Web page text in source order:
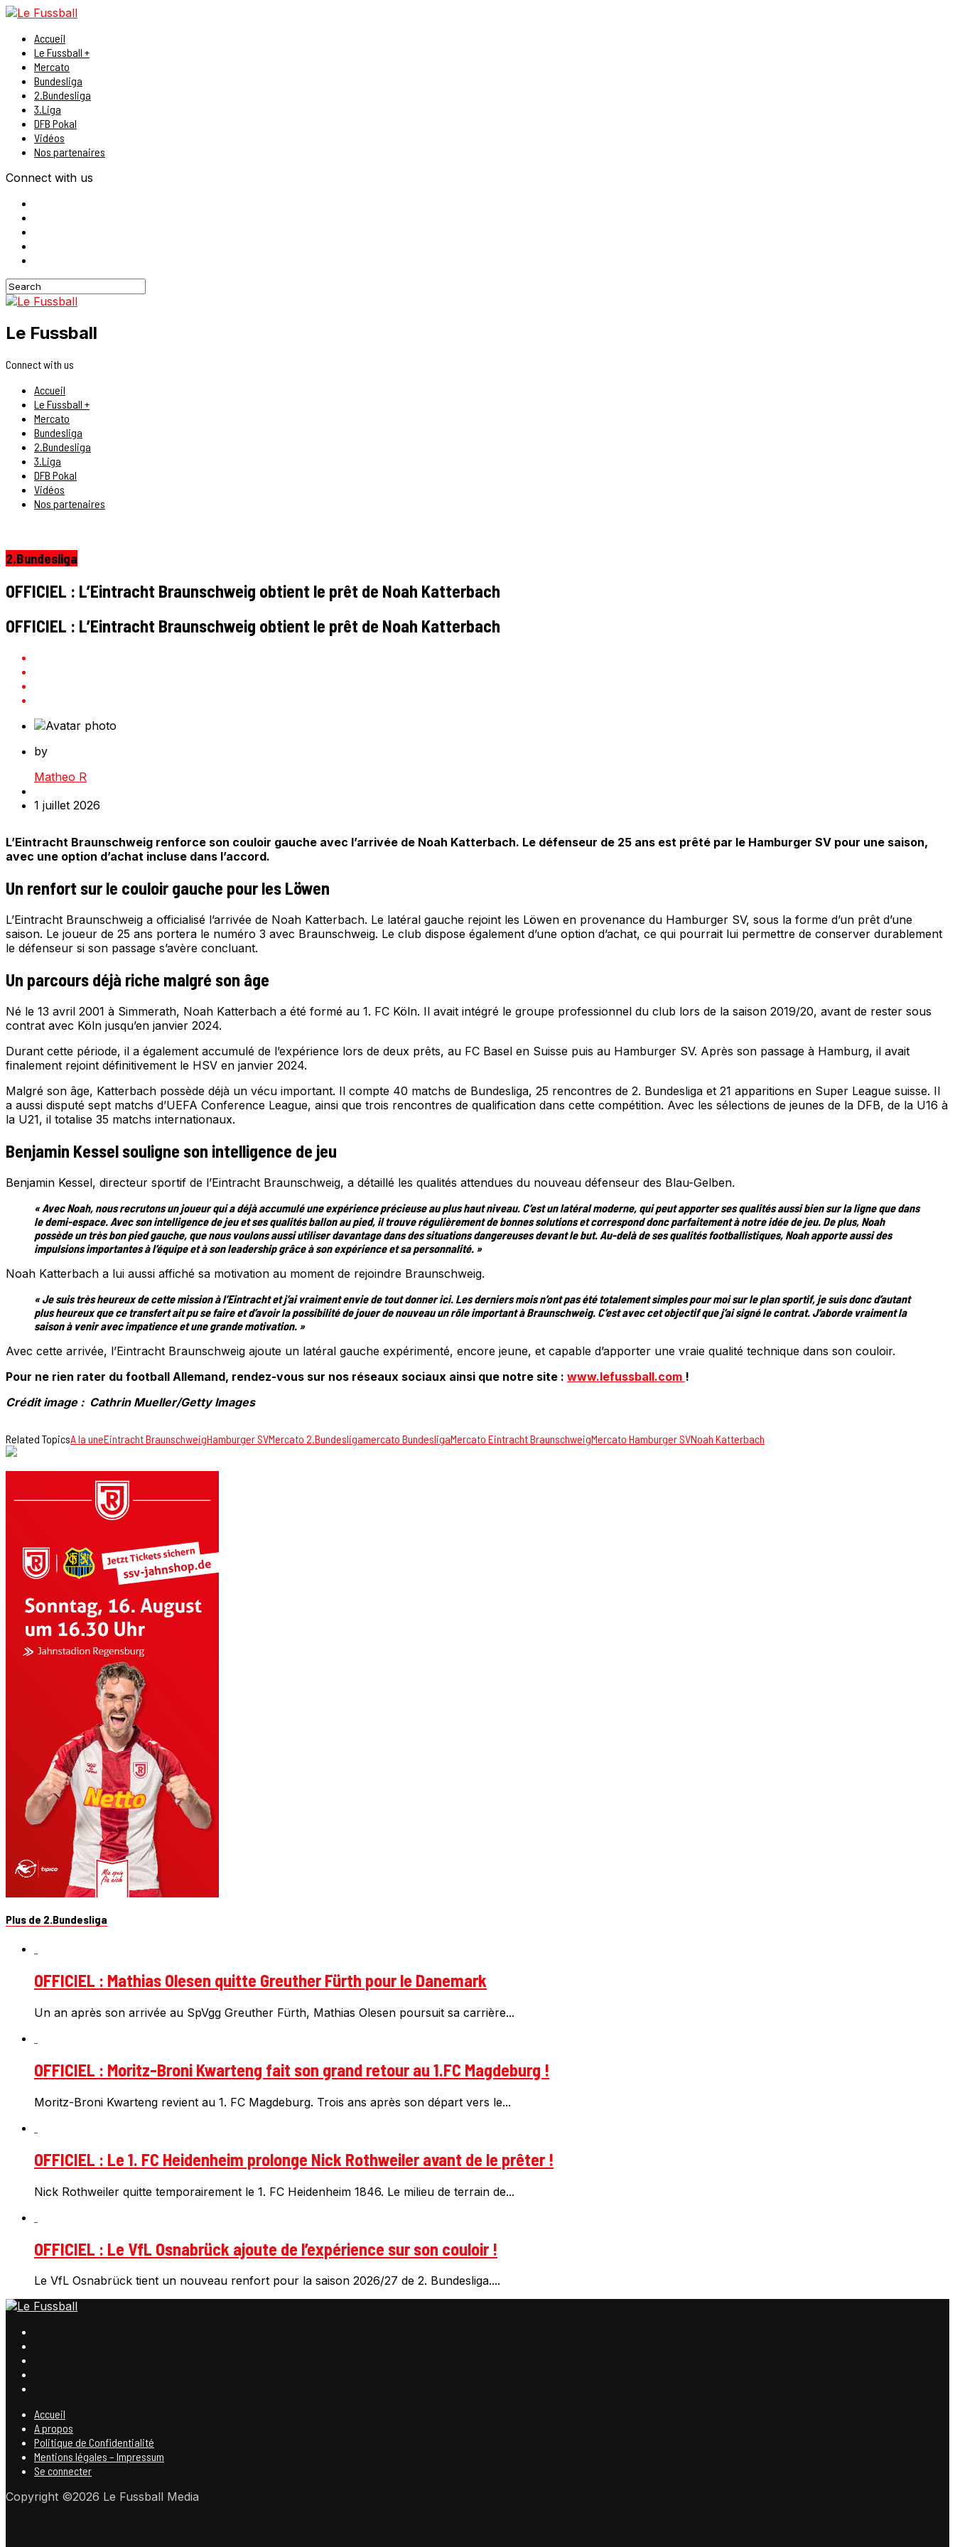
Accueil
Le Fussball +
Mercato
Bundesliga
2.Bundesliga
3.Liga
DFB Pokal
Vidéos
Nos partenaires
Connect with us
Le Fussball
Connect with us
Accueil
Le Fussball +
Mercato
Bundesliga
2.Bundesliga
3.Liga
DFB Pokal
Vidéos
Nos partenaires
2.Bundesliga
OFFICIEL : L’Eintracht Braunschweig obtient le prêt de Noah Katterbach
OFFICIEL : L’Eintracht Braunschweig obtient le prêt de Noah Katterbach
by
Matheo R
1 juillet 2026
L’Eintracht Braunschweig renforce son couloir gauche avec l’arrivée de Noah Katterbach. Le défenseur de 25 ans est prêté par le Hamburger SV pour une saison,
avec une option d’achat incluse dans l’accord.
Un renfort sur le couloir gauche pour les Löwen
L’Eintracht Braunschweig a officialisé l’arrivée de Noah Katterbach. Le latéral gauche rejoint les Löwen en provenance du Hamburger SV, sous la forme d’un prêt d’une
saison. Le joueur de 25 ans portera le numéro 3 avec Braunschweig. Le club dispose également d’une option d’achat, ce qui pourrait lui permettre de conserver durablement
le défenseur si son passage s’avère concluant.
Un parcours déjà riche malgré son âge
Né le 13 avril 2001 à Simmerath, Noah Katterbach a été formé au 1. FC Köln. Il avait intégré le groupe professionnel du club lors de la saison 2019/20, avant de rester sous
contrat avec Köln jusqu’en janvier 2024.
Durant cette période, il a également accumulé de l’expérience lors de deux prêts, au FC Basel en Suisse puis au Hamburger SV. Après son passage à Hamburg, il avait
finalement rejoint définitivement le HSV en janvier 2024.
Malgré son âge, Katterbach possède déjà un vécu important. Il compte 40 matchs de Bundesliga, 25 rencontres de 2. Bundesliga et 21 apparitions en Super League suisse. Il
a aussi disputé sept matchs d’UEFA Conference League, ainsi que trois rencontres de qualification dans cette compétition. Avec les sélections de jeunes de la DFB, de la U16 à
la U21, il totalise 35 matchs internationaux.
Benjamin Kessel souligne son intelligence de jeu
Benjamin Kessel, directeur sportif de l’Eintracht Braunschweig, a détaillé les qualités attendues du nouveau défenseur des Blau-Gelben.
« Avec Noah, nous recrutons un joueur qui a déjà accumulé une expérience précieuse au plus haut niveau. C’est un latéral moderne, qui peut apporter ses qualités aussi bien sur la ligne que dans
le demi-espace. Avec son intelligence de jeu et ses qualités ballon au pied, il trouve régulièrement de bonnes solutions et correspond donc parfaitement à notre idée de jeu. De plus, Noah
possède un très bon pied gauche, que nous voulons aussi utiliser davantage dans des situations dangereuses devant le but. Au-delà de ses qualités footballistiques, Noah apporte aussi des
impulsions importantes à l’équipe et à son leadership grâce à son expérience et sa personnalité. »
Noah Katterbach a lui aussi affiché sa motivation au moment de rejoindre Braunschweig.
« Je suis très heureux de cette mission à l’Eintracht et j’ai vraiment envie de tout donner ici. Les derniers mois n’ont pas été totalement simples pour moi sur le plan sportif, je suis donc d’autant
plus heureux que ce transfert ait pu se faire et d’avoir la possibilité de jouer de nouveau un rôle important à Braunschweig. C’est avec cet objectif que j’ai signé le contrat. J’aborde vraiment la
saison à venir avec impatience et une grande motivation. »
Avec cette arrivée, l’Eintracht Braunschweig ajoute un latéral gauche expérimenté, encore jeune, et capable d’apporter une vraie qualité technique dans son couloir.
Pour ne rien rater du football Allemand, rendez-vous sur nos réseaux sociaux ainsi que notre site : www.lefussball.com !
Crédit image : Cathrin Mueller/Getty Images
Related TopicsA la uneEintracht BraunschweigHamburger SVMercato 2.Bundesligamercato BundesligaMercato Eintracht BraunschweigMercato Hamburger SVNoah Katterbach
Plus de 2.Bundesliga
OFFICIEL : Mathias Olesen quitte Greuther Fürth pour le Danemark
Un an après son arrivée au SpVgg Greuther Fürth, Mathias Olesen poursuit sa carrière...
OFFICIEL : Moritz-Broni Kwarteng fait son grand retour au 1.FC Magdeburg !
Moritz-Broni Kwarteng revient au 1. FC Magdeburg. Trois ans après son départ vers le...
OFFICIEL : Le 1. FC Heidenheim prolonge Nick Rothweiler avant de le prêter !
Nick Rothweiler quitte temporairement le 1. FC Heidenheim 1846. Le milieu de terrain de...
OFFICIEL : Le VfL Osnabrück ajoute de l’expérience sur son couloir !
Le VfL Osnabrück tient un nouveau renfort pour la saison 2026/27 de 2. Bundesliga....
Accueil
A propos
Politique de Confidentialité
Mentions légales – Impressum
Se connecter
Copyright ©2026 Le Fussball Media